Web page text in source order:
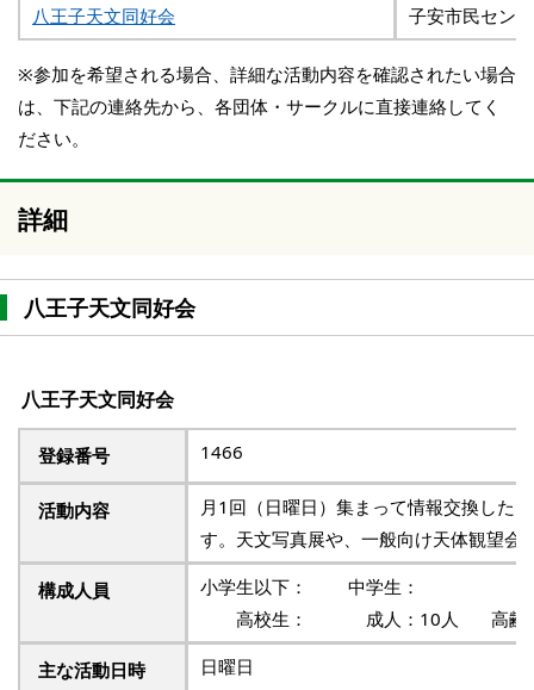
八王子天文同好会 子安市民セン
※参加を希望される場合、詳細な活動内容を確認されたい場合
は、下記の連絡先から、各団体・サークルに直接連絡してく
ださい。
詳細
八王子天文同好会
八王子天文同好会
登録番号 1466
活動内容
月1回（日曜日）集まって情報交換した
す。天文写真展や、一般向け天体観望会
構成人員
小学生以下： 中学生：
高校生： 成人：10人 高齢者
主な活動日時 日曜日